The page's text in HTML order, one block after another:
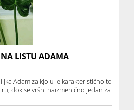
LISTU ADAMA
Adam za kjoju je karakteristično to
dok se vršni naizmenično jedan za